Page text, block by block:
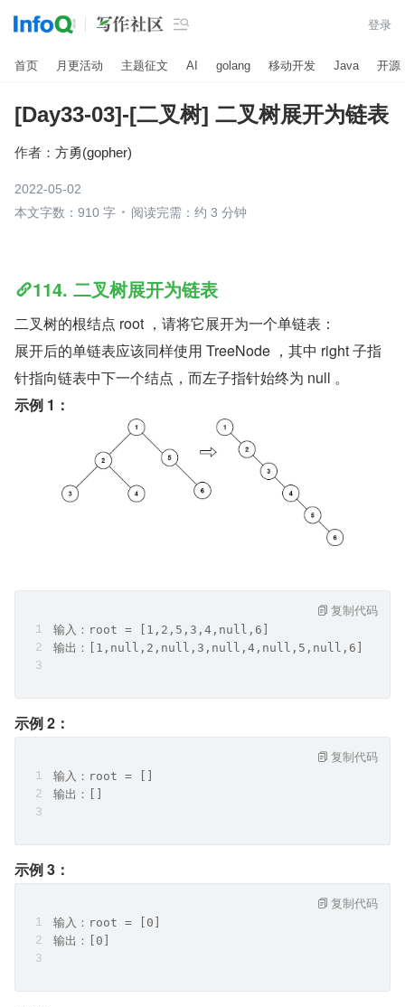
 登录
首页 月更活动 主题征文 AI golang 移动开发 Java 开源
[Day33-03]-[二叉树] 二叉树展开为链表
作者： 方勇(gopher)
2022-05-02
本文字数：910 字
阅读完需：约 3 分钟
114. 二叉树展开为链表
二叉树的根结点 root ，请将它展开为一个单链表：
展开后的单链表应该同样使用 TreeNode ，其中 right 子指
针指向链表中下一个结点，而左子指针始终为 null 。
示例 1：
输入：root = [1,2,5,3,4,null,6]
输出：[1,null,2,null,3,null,4,null,5,null,6]
复制代码
示例 2：
输入：root = []
输出：[]
复制代码
示例 3：
输入：root = [0]
输出：[0]
复制代码